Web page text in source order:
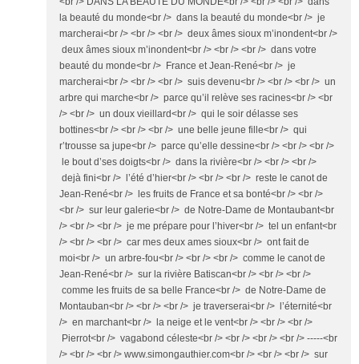
la beauté du monde<br /> dans la beauté du monde<br /> je
marcherai<br /> <br /> <br /> deux âmes sioux m’inondent<br />
deux âmes sioux m’inondent<br /> <br /> <br /> dans votre
beauté du monde<br /> France et Jean-René<br /> je
marcherai<br /> <br /> <br /> suis devenu<br /> <br /> <br /> un
arbre qui marche<br /> parce qu’il relève ses racines<br /> <br
/> <br /> un doux vieillard<br /> qui le soir délasse ses
bottines<br /> <br /> <br /> une belle jeune fille<br /> qui
r’trousse sa jupe<br /> parce qu’elle dessine<br /> <br /> <br />
le bout d’ses doigts<br /> dans la rivière<br /> <br /> <br />
dejà fini<br /> l’été d’hier<br /> <br /> <br /> reste le canot de
Jean-René<br /> les fruits de France et sa bonté<br /> <br />
<br /> sur leur galerie<br /> de Notre-Dame de Montaubant<br
/> <br /> <br /> je me prépare pour l’hiver<br /> tel un enfant<br
/> <br /> <br /> car mes deux ames sioux<br /> ont fait de
moi<br /> un arbre-fou<br /> <br /> <br /> comme le canot de
Jean-René<br /> sur la rivière Batiscan<br /> <br /> <br />
comme les fruits de sa belle France<br /> de Notre-Dame de
Montauban<br /> <br /> <br /> je traverserai<br /> l’éternité<br
/> en marchant<br /> la neige et le vent<br /> <br /> <br />
Pierrot<br /> vagabond céleste<br /> <br /> <br /> <br /> -----<br
/> <br /> <br /> www.simongauthier.com<br /> <br /> <br /> sur